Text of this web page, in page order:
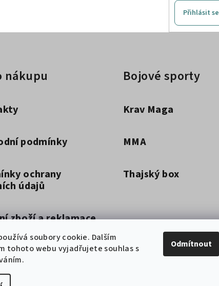
soubory cookie. Dalším
tohoto webu vyjadřujete souhlas s
Odmítnout
Přihlásit se
nákupu
podmínky
ochrany
údajů
zboží a reklamace
doručení a dopravy
Bojové sporty
Krav Maga
MMA
Thajský box